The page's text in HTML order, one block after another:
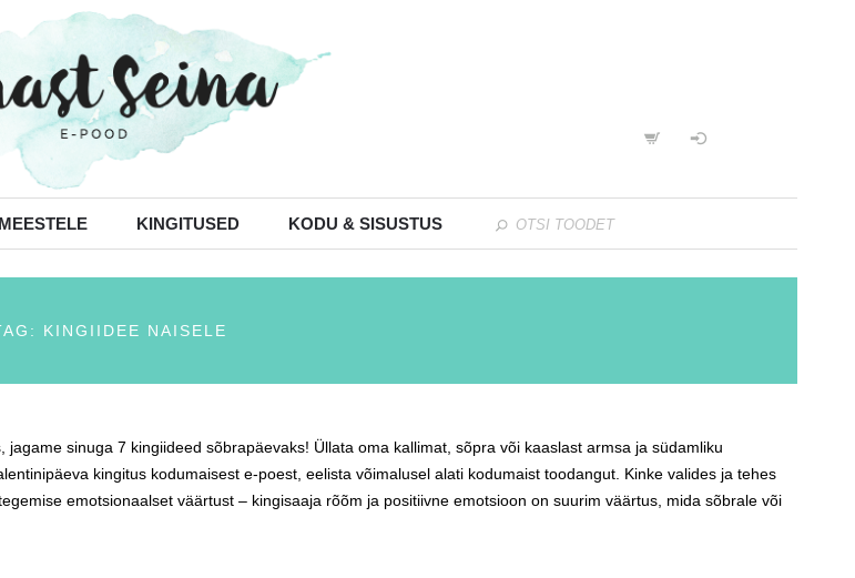
MEESTELE KINGITUSED KODU & SISUSTUS
KINGIIDEE NAISELE
jagame sinuga 7 kingiideed sõbrapäevaks! Üllata oma kallimat, sõpra või kaaslast armsa ja südamliku
kingitus kodumaisest e-poest, eelista võimalusel alati kodumaist toodangut. Kinke valides ja tehes
emotsionaalset väärtust – kingisaaja rõõm ja positiivne emotsioon on suurim väärtus, mida sõbrale või